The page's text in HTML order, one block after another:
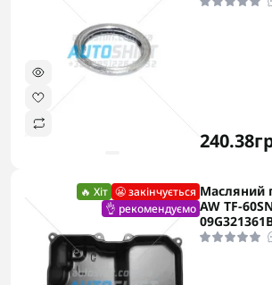
🔥 Хіт 😬 закінчується
👌 рекомендуємо
Масляний
AW TF-